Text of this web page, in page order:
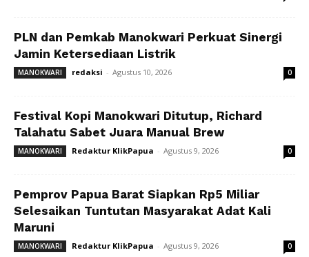
PLN dan Pemkab Manokwari Perkuat Sinergi
Jamin Ketersediaan Listrik
MANOKWARI redaksi - Agustus 10, 2026 0
Festival Kopi Manokwari Ditutup, Richard
Talahatu Sabet Juara Manual Brew
MANOKWARI Redaktur KlikPapua - Agustus 9, 2026 0
Pemprov Papua Barat Siapkan Rp5 Miliar
Selesaikan Tuntutan Masyarakat Adat Kali
Maruni
MANOKWARI Redaktur KlikPapua - Agustus 9, 2026 0